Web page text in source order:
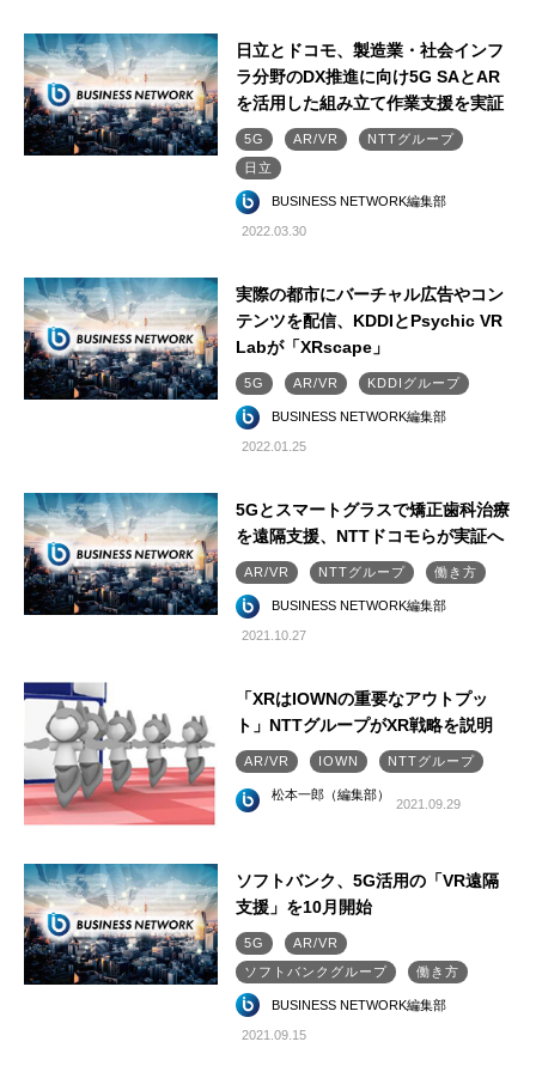
日立とドコモ、製造業・社会インフ
ラ分野のDX推進に向け5G SAとAR
を活用した組み立て作業支援を実証
5G AR/VR
NTTグループ
日立
BUSINESS NETWORK編集部
2022.03.30
実際の都市にバーチャル広告やコン
テンツを配信、KDDIとPsychic VR
Labが「XRscape」
5G AR/VR KDDIグループ
BUSINESS NETWORK編集部
2022.01.25
5Gとスマートグラスで矯正歯科治療
を遠隔支援、NTTドコモらが実証へ
AR/VR NTTグループ 働き方
BUSINESS NETWORK編集部
2021.10.27
「XRはIOWNの重要なアウトプッ
ト」NTTグループがXR戦略を説明
AR/VR IOWN NTTグループ
松本一郎（編集部）
2021.09.29
ソフトバンク、5G活用の「VR遠隔
支援」を10月開始
5G
AR/VR
ソフトバンクグループ
働き方
BUSINESS NETWORK編集部
2021.09.15